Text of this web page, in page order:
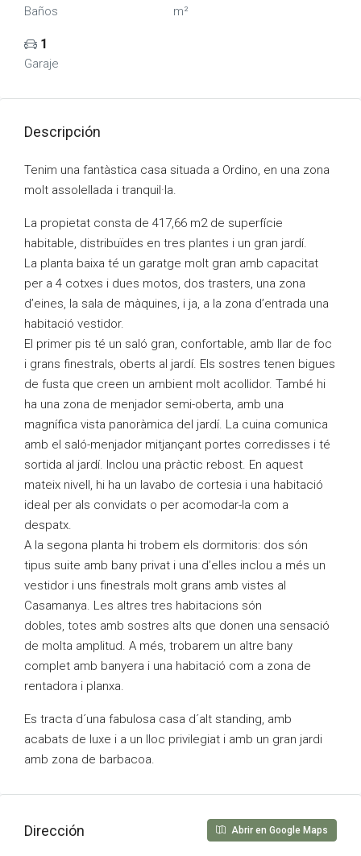
Baños m²
1
Garaje
Descripción
Tenim una fantàstica casa situada a Ordino, en una zona
molt assolellada i tranquil·la.
La propietat consta de 417,66 m2 de superfície
habitable, distribuïdes en tres plantes i un gran jardí.
La planta baixa té un garatge molt gran amb capacitat
per a 4 cotxes i dues motos, dos trasters, una zona
d’eines, la sala de màquines, i ja, a la zona d’entrada una
habitació vestidor.
El primer pis té un saló gran, confortable, amb llar de foc
i grans finestrals, oberts al jardí. Els sostres tenen bigues
de fusta que creen un ambient molt acollidor. També hi
ha una zona de menjador semi-oberta, amb una
magnífica vista panoràmica del jardí. La cuina comunica
amb el saló-menjador mitjançant portes corredisses i té
sortida al jardí. Inclou una pràctic rebost. En aquest
mateix nivell, hi ha un lavabo de cortesia i una habitació
ideal per als convidats o per acomodar-la com a
despatx.
A la segona planta hi trobem els dormitoris: dos són
tipus suite amb bany privat i una d’elles inclou a més un
vestidor i uns finestrals molt grans amb vistes al
Casamanya. Les altres tres habitacions són
dobles, totes amb sostres alts que donen una sensació
de molta amplitud. A més, trobarem un altre bany
complet amb banyera i una habitació com a zona de
rentadora i planxa.
Es tracta d´una fabulosa casa d´alt standing, amb
acabats de luxe i a un lloc privilegiat i amb un gran jardi
amb zona de barbacoa.
Dirección Abrir en Google Maps